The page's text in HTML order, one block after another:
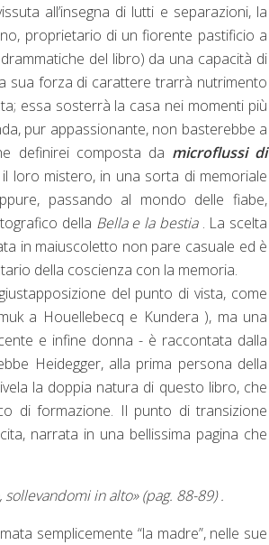
all’insegna di lutti e separazioni, la
proprietario di un fiorente pastificio a
del libro) da una capacità di
sua forza di carattere trarrà nutrimento
essa sosterrà la casa nei momenti più
pur appassionante, non basterebbe a
definirei composta da microflussi di
loro mistero, in una sorta di memoriale
passando al mondo delle fiabe,
della Bella e la bestia . La scelta
in maiuscoletto non pare casuale ed è
della coscienza con la memoria.
del punto di vista, come
a Houellebecq e Kundera ), ma una
e infine donna - è raccontata dalla
Heidegger, alla prima persona della
la doppia natura di questo libro, che
di formazione. Il punto di transizione
narrata in una bellissima pagina che
in alto» (pag. 88-89) .
semplicemente “la madre”, nelle sue